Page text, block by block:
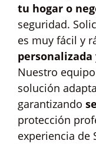
tu hogar o
seguridad.
es muy fácil y
personalizada
Nuestro
solución
garantizando
protección
experiencia de